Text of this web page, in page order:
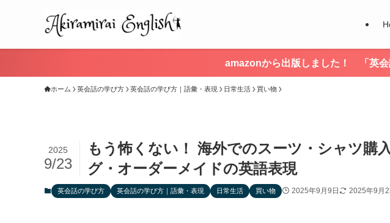
amazonから出版しました！ 「英会
ホーム 英会話の学び方 英会話の学び方｜語彙・表現 日常生活 買い物
もう怖くない！ 海外でのスーツ・シャツ購
グ・オーダーメイドの英語表現
2025
9/23
英会話の学び方 英会話の学び方｜語彙・表現 日常生活 買い物 2025年9月9日 2025年9月